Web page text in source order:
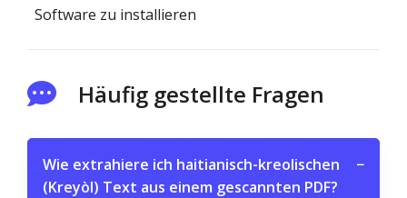
Software zu installieren
Häufig gestellte Fragen
Wie extrahiere ich haitianisch-kreolischen
(Kreyòl) Text aus einem gescannten PDF?
−